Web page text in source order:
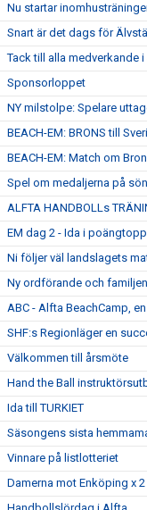
Nu startar
Snart är det dags för
Tack till alla medverkande
Sponsorloppet
NY milstolpe: Spelare
BEACH-EM: BRONS till
BEACH-EM: Match om
Spel om medaljerna på
ALFTA HANDBOLLs
EM dag 2 - Ida i poängtopp
Ni följer väl landslagets
Ny ordförande och
ABC - Alfta BeachCamp, en
SHF:s Regionläger en
Välkommen till årsmöte
Hand the Ball
Ida till TURKIET
Säsongens sista
Vinnare på listlotteriet
Damerna mot Enköping x 2